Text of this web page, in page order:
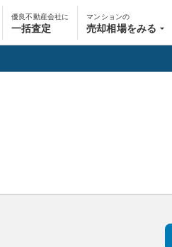
優良不動産会社に
一括査定
マンションの
売却相場をみる